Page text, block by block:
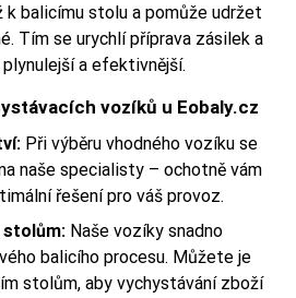
k balicímu stolu a pomůže udržet
Tím se urychlí příprava zásilek a
a efektivnější.
vozíků u Eobaly.cz
Při výběru vhodného vozíku se
naše specialisty – ochotně vám
řešení pro váš provoz.
Naše vozíky snadno
balicího procesu. Můžete je
stolům, aby vychystávání zboží